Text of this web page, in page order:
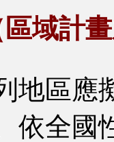
域計
地區應
全國性